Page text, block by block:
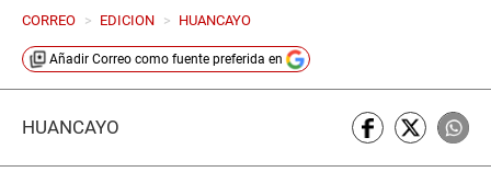
CORREO > EDICION > HUANCAYO
Añadir Correo como fuente preferida en
HUANCAYO